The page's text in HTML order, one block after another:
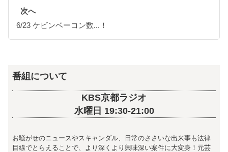
次へ
6/23 ケビンベーコン数...！
番組について
KBS京都ラジオ
水曜日 19:30-21:00
お騒がせのニュースやスキャンダル、日常のささいな出来事も法律
目線でとらえることで、より深くより興味深い案件に大変身！元芸